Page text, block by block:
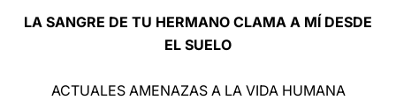
LA SANGRE DE TU HERMANO CLAMA A MÍ DESDE
EL SUELO
ACTUALES AMENAZAS A LA VIDA HUMANA